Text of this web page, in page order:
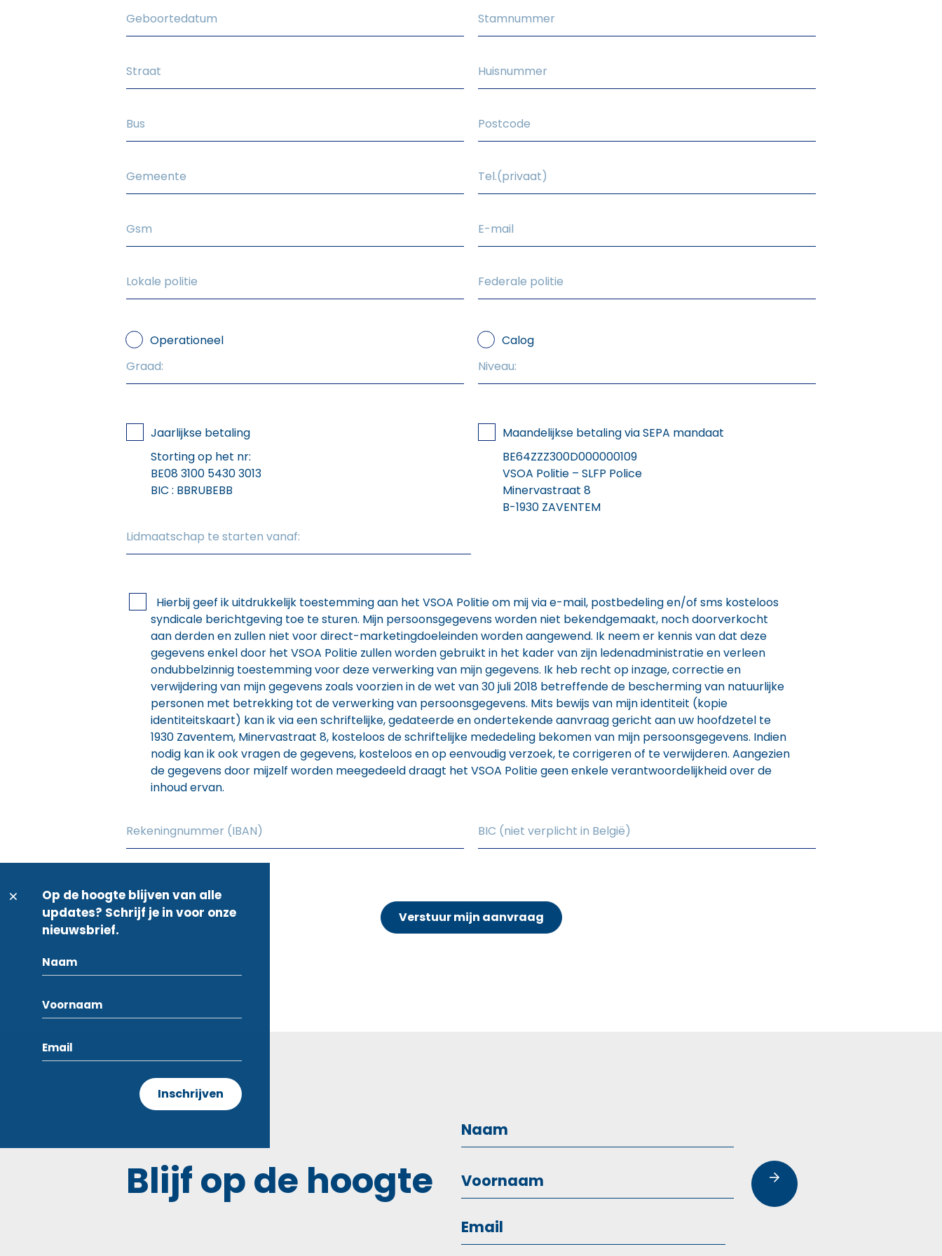
Operationeel Calog
Jaarlijkse betaling
Storting op het nr:
BE08 3100 5430 3013
BIC : BBRUBEBB
Maandelijkse betaling via SEPA mandaat
BE64ZZZ300D000000109
VSOA Politie – SLFP Police
Minervastraat 8
B-1930 ZAVENTEM
Hierbij geef ik uitdrukkelijk toestemming aan het VSOA Politie om mij via e-mail, postbedeling en/of sms kosteloos
syndicale berichtgeving toe te sturen. Mijn persoonsgegevens worden niet bekendgemaakt, noch doorverkocht
aan derden en zullen niet voor direct-marketingdoeleinden worden aangewend. Ik neem er kennis van dat deze
gegevens enkel door het VSOA Politie zullen worden gebruikt in het kader van zijn ledenadministratie en verleen
ondubbelzinnig toestemming voor deze verwerking van mijn gegevens. Ik heb recht op inzage, correctie en
verwijdering van mijn gegevens zoals voorzien in de wet van 30 juli 2018 betreffende de bescherming van natuurlijke
personen met betrekking tot de verwerking van persoonsgegevens. Mits bewijs van mijn identiteit (kopie
identiteitskaart) kan ik via een schriftelijke, gedateerde en ondertekende aanvraag gericht aan uw hoofdzetel te
1930 Zaventem, Minervastraat 8, kosteloos de schriftelijke mededeling bekomen van mijn persoonsgegevens. Indien
nodig kan ik ook vragen de gegevens, kosteloos en op eenvoudig verzoek, te corrigeren of te verwijderen. Aangezien
de gegevens door mijzelf worden meegedeeld draagt het VSOA Politie geen enkele verantwoordelijkheid over de
inhoud ervan.
Verstuur mijn aanvraag
Blijf op de hoogte
Op de hoogte blijven van alle
updates? Schrijf je in voor onze
nieuwsbrief.